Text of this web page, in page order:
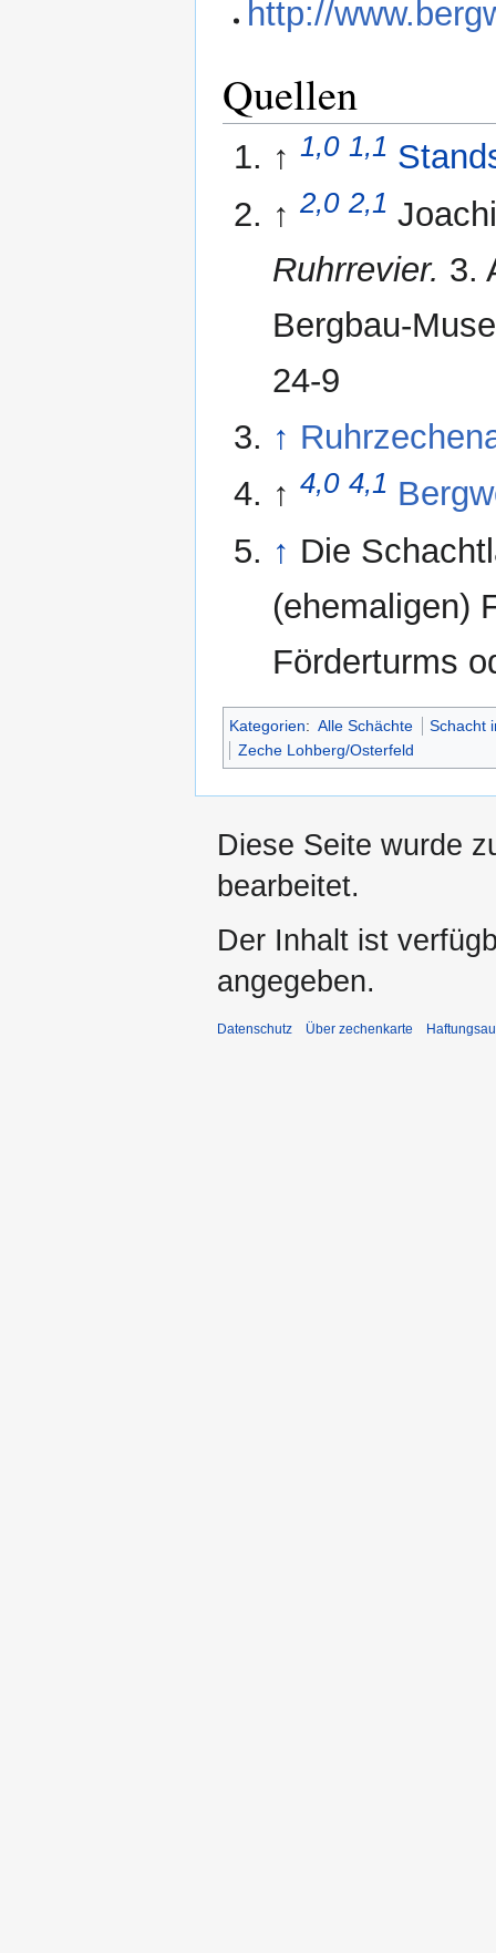
http://
Quellen
↑ 1,0 1,1
↑ 2,0 2,1
Ruhrrevier. 3.
Bergbau-
24-9
↑
↑ 4,0 4,1
↑ Die
(ehemaligen)
Förderturms
Kategorien: Alle Schächte
Schacht
Zeche Lohberg/Osterfeld
Diese Seite wurde
bearbeitet.
Der Inhalt ist
angegeben.
Datenschutz Über zechenkarte